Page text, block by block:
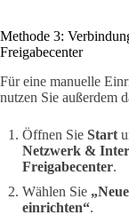
Methode 3:
Freigabecenter
Für eine manuelle
nutzen Sie außerdem
Öffnen Sie Start
Netzwerk &
Freigabecenter.
Wählen Sie
einrichten“.